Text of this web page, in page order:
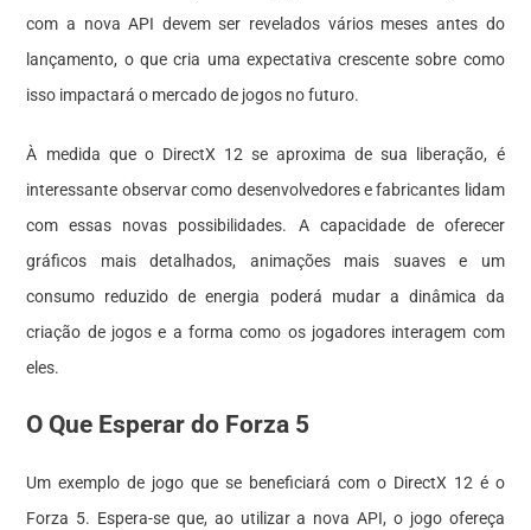
com a nova API devem ser revelados vários meses antes do
lançamento, o que cria uma expectativa crescente sobre como
isso impactará o mercado de jogos no futuro.
À medida que o DirectX 12 se aproxima de sua liberação, é
interessante observar como desenvolvedores e fabricantes lidam
com essas novas possibilidades. A capacidade de oferecer
gráficos mais detalhados, animações mais suaves e um
consumo reduzido de energia poderá mudar a dinâmica da
criação de jogos e a forma como os jogadores interagem com
eles.
O Que Esperar do Forza 5
Um exemplo de jogo que se beneficiará com o DirectX 12 é o
Forza 5. Espera-se que, ao utilizar a nova API, o jogo ofereça